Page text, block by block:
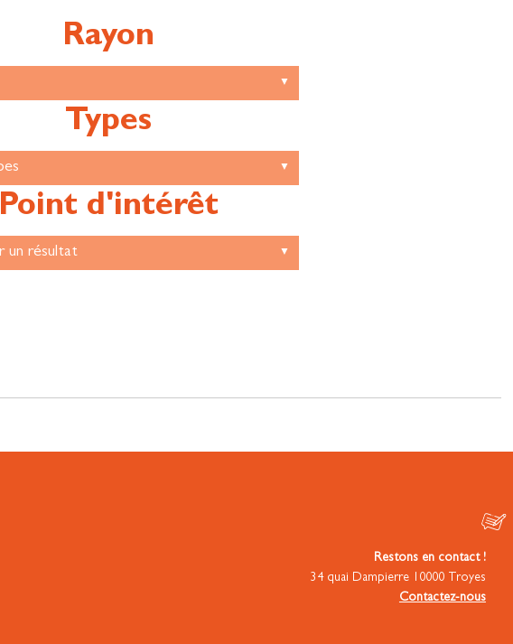
Rayon
Types
Point d'intérêt
Restons en contact !
34 quai Dampierre 10000 Troyes
Contactez-nous